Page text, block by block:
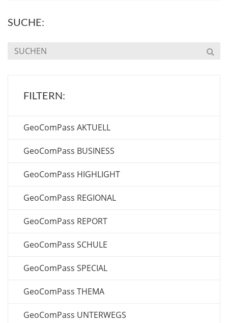
SUCHE:
FILTERN:
GeoComPass AKTUELL
GeoComPass BUSINESS
GeoComPass HIGHLIGHT
GeoComPass REGIONAL
GeoComPass REPORT
GeoComPass SCHULE
GeoComPass SPECIAL
GeoComPass THEMA
GeoComPass UNTERWEGS